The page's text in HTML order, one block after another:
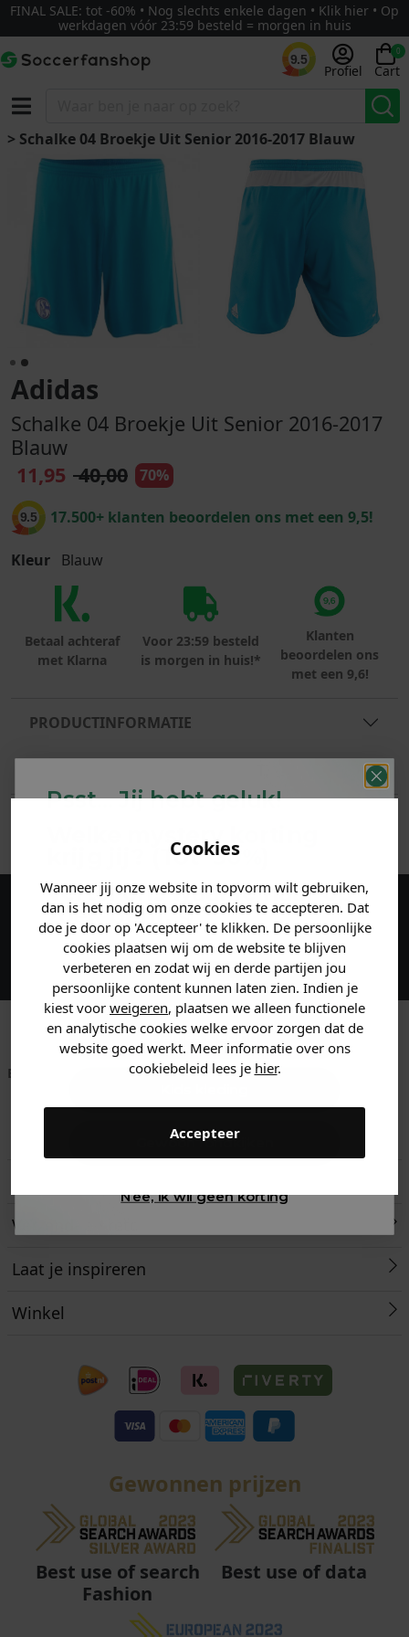
Cookies
Wanneer jij onze website in topvorm wilt gebruiken,
dan is het nodig om onze cookies te accepteren. Dat
doe je door op 'Accepteer' te klikken. De persoonlijke
cookies plaatsen wij om de website te blijven
verbeteren en zodat wij en derde partijen jou
persoonlijke content kunnen laten zien. Indien je
kiest voor weigeren, plaatsen we alleen functionele
en analytische cookies welke ervoor zorgen dat de
website goed werkt. Meer informatie over ons
cookiebeleid lees je hier.
Accepteer
FINAL SALE: tot -60% • Nog slechts enkele dagen • Klik hier • Op
werkdagen vóór 23:59 besteld = morgen in huis
9.5
Profiel
0
Cart
> Schalke 04 Broekje Uit Senior 2016-2017 Blauw
Adidas
Schalke 04 Broekje Uit Senior 2016-2017
Blauw
11,95 40,00 70%
9.5 17.500+ klanten beoordelen ons met een 9,5!
Kleur Blauw
Betaal achteraf
met Klarna
Voor 23:59 besteld
is morgen in huis!*
Klanten
beoordelen ons
met een 9,6!
PRODUCTINFORMATIE
Maak een account aan en ontvang 5%
korting op je eerste bestelling!
Betaal achteraf met
Voor 23:59 besteld
Klanten beoordelen
Verzend- en retourinformatie
Laat je inspireren
Winkel
Gewonnen prijzen
Best use of search
Fashion
Best use of data
Psst... Jij hebt geluk!
Welke mystery
krijg jij? (Tot-30%
Vertel ons waar je naar op
zoek bent. 👇
Heren kleding
Dames kleding
Gewoon rondkijken
Nee, ik wil geen korting